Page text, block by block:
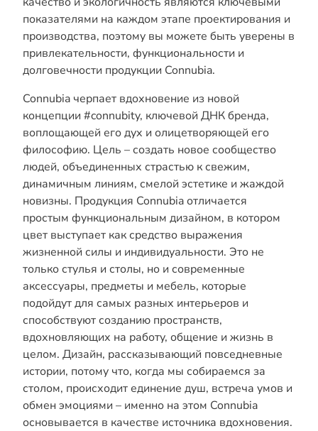
показателями на каждом этапе проектирования и
производства, поэтому вы можете быть уверены в
привлекательности, функциональности и
долговечности продукции Connubia.
Connubia черпает вдохновение из новой
концепции #connubity, ключевой ДНК бренда,
воплощающей его дух и олицетворяющей его
философию. Цель – создать новое сообщество
людей, объединенных страстью к свежим,
динамичным линиям, смелой эстетике и жаждой
новизны. Продукция Connubia отличается
простым функциональным дизайном, в котором
цвет выступает как средство выражения
жизненной силы и индивидуальности. Это не
только стулья и столы, но и современные
аксессуары, предметы и мебель, которые
подойдут для самых разных интерьеров и
способствуют созданию пространств,
вдохновляющих на работу, общение и жизнь в
целом. Дизайн, рассказывающий повседневные
истории, потому что, когда мы собираемся за
столом, происходит единение душ, встреча умов и
обмен эмоциями – именно на этом Connubia
основывается в качестве источника вдохновения.